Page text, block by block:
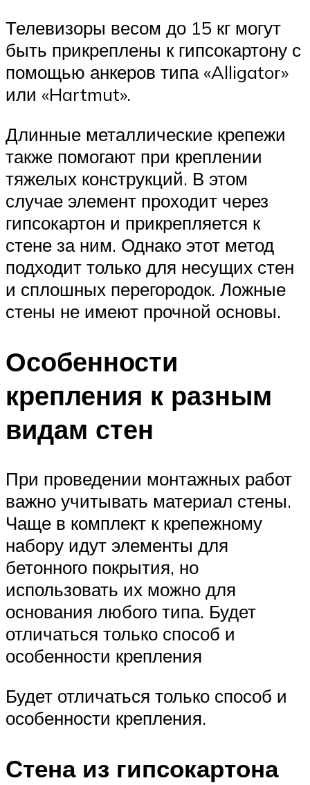
Телевизоры весом до 15 кг могут
быть прикреплены к гипсокартону с
помощью анкеров типа «Alligator»
или «Hartmut».
Длинные металлические крепежи
также помогают при креплении
тяжелых конструкций. В этом
случае элемент проходит через
гипсокартон и прикрепляется к
стене за ним. Однако этот метод
подходит только для несущих стен
и сплошных перегородок. Ложные
стены не имеют прочной основы.
Особенности
крепления к разным
видам стен
При проведении монтажных работ
важно учитывать материал стены.
Чаще в комплект к крепежному
набору идут элементы для
бетонного покрытия, но
использовать их можно для
основания любого типа. Будет
отличаться только способ и
особенности крепления
Будет отличаться только способ и
особенности крепления.
Стена из гипсокартона